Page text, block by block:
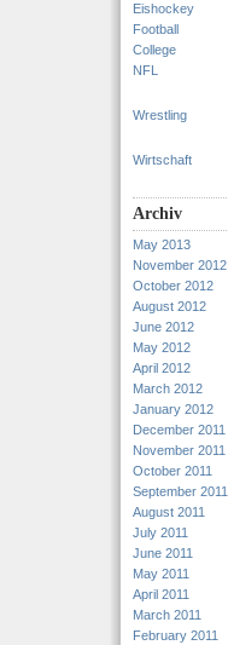
Eishockey
Football
College
NFL
Wrestling
Wirtschaft
Archiv
May 2013
November 2012
October 2012
August 2012
June 2012
May 2012
April 2012
March 2012
January 2012
December 2011
November 2011
October 2011
September 2011
August 2011
July 2011
June 2011
May 2011
April 2011
March 2011
February 2011